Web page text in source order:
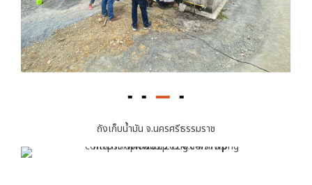
ถังเก็บน้ำมัน จ.นครศรีธรรมราช